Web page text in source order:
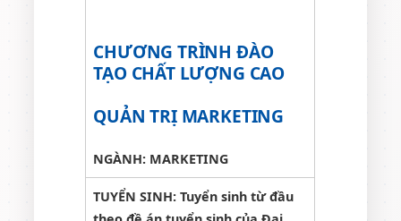
CHƯƠNG TRÌNH ĐÀO
TẠO CHẤT LƯỢNG CAO
QUẢN TRỊ MARKETING
NGÀNH: MARKETING
TUYỂN SINH: Tuyển sinh từ đầu